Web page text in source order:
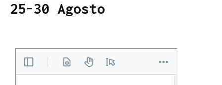
25-30 Agosto